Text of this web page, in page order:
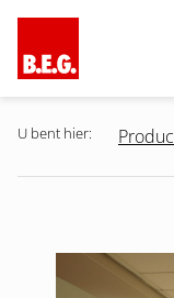
U bent hier: